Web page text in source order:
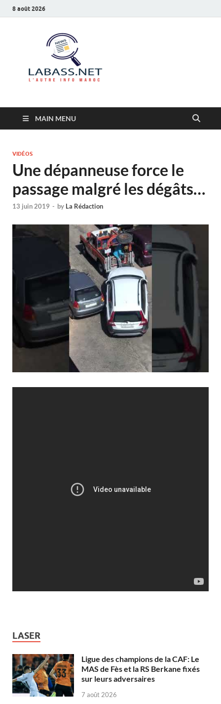
8 août 2026
MAIN MENU
VIDÉOS
Une dépanneuse force le
passage malgré les dégâts…
13 juin 2019 - by La Rédaction
LASER
Ligue des champions de la CAF: Le
MAS de Fès et la RS Berkane fixés
sur leurs adversaires
7 août 2026